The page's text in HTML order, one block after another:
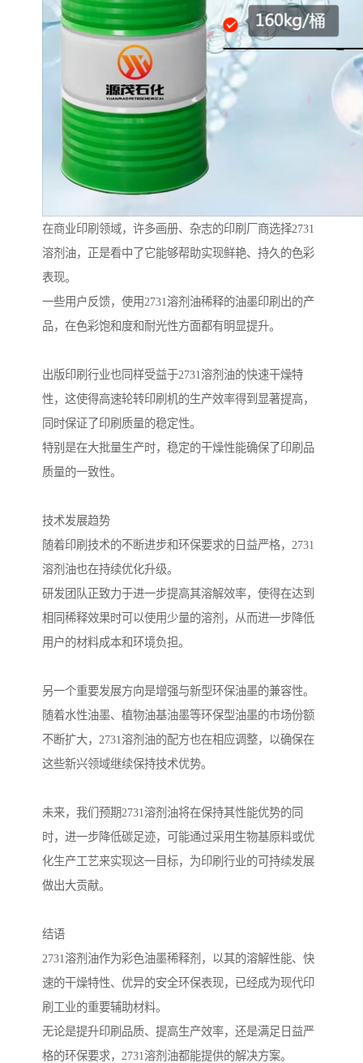
在商业印刷领域，许多画册、杂志的印刷厂商选择2731
溶剂油，正是看中了它能够帮助实现鲜艳、持久的色彩
表现。
一些用户反馈，使用2731溶剂油稀释的油墨印刷出的产
品，在色彩饱和度和耐光性方面都有明显提升。
出版印刷行业也同样受益于2731溶剂油的快速干燥特
性，这使得高速轮转印刷机的生产效率得到显著提高，
同时保证了印刷质量的稳定性。
特别是在大批量生产时，稳定的干燥性能确保了印刷品
质量的一致性。
技术发展趋势
随着印刷技术的不断进步和环保要求的日益严格，2731
溶剂油也在持续优化升级。
研发团队正致力于进一步提高其溶解效率，使得在达到
相同稀释效果时可以使用少量的溶剂，从而进一步降低
用户的材料成本和环境负担。
另一个重要发展方向是增强与新型环保油墨的兼容性。
随着水性油墨、植物油基油墨等环保型油墨的市场份额
不断扩大，2731溶剂油的配方也在相应调整，以确保在
这些新兴领域继续保持技术优势。
未来，我们预期2731溶剂油将在保持其性能优势的同
时，进一步降低碳足迹，可能通过采用生物基原料或优
化生产工艺来实现这一目标，为印刷行业的可持续发展
做出大贡献。
结语
2731溶剂油作为彩色油墨稀释剂，以其的溶解性能、快
速的干燥特性、优异的安全环保表现，已经成为现代印
刷工业的重要辅助材料。
无论是提升印刷品质、提高生产效率，还是满足日益严
格的环保要求，2731溶剂油都能提供的解决方案。